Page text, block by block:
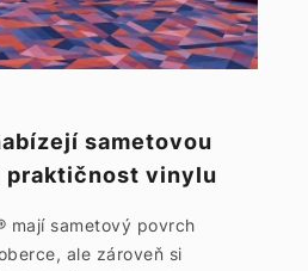
sametovou
praktičnost vinylu
mají sametový povrch
ale zároveň si